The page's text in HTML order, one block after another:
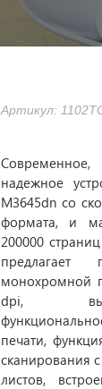
Артикул:
надежное
M3645dn со
формата, и
200000
предлагает
монохромной
dpi,
печати,
сканирования
листов,